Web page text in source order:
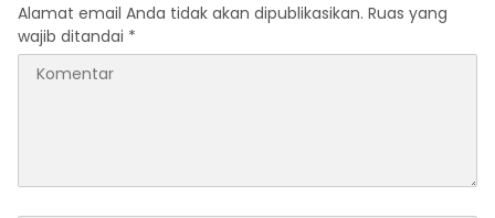
Alamat email Anda tidak akan dipublikasikan. Ruas yang
wajib ditandai *